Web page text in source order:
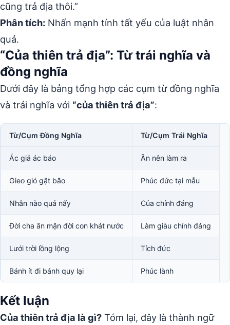
cũng trả địa thôi.”
Phân tích: Nhấn mạnh tính tất yếu của luật nhân
quả.
“Của thiên trả địa”: Từ trái nghĩa và
đồng nghĩa
Dưới đây là bảng tổng hợp các cụm từ đồng nghĩa
và trái nghĩa với “của thiên trả địa”:
Từ/Cụm Đồng Nghĩa Từ/Cụm Trái Nghĩa
Ác giả ác báo Ăn nên làm ra
Gieo gió gặt bão Phúc đức tại mẫu
Nhân nào quả nấy Của chính đáng
Đời cha ăn mặn đời con khát nước Làm giàu chính đáng
Lưới trời lồng lộng Tích đức
Bánh ít đi bánh quy lại Phúc lành
Kết luận
Của thiên trả địa là gì? Tóm lại, đây là thành ngữ